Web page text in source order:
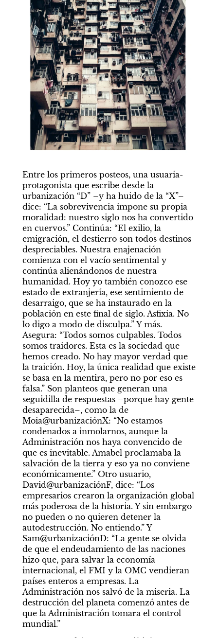
Entre los primeros posteos, una usuaria-
protagonista que escribe desde la
urbanización “D” –y ha huido de la “X”–
dice: “La sobrevivencia impone su propia
moralidad: nuestro siglo nos ha convertido
en cuervos.” Continúa: “El exilio, la
emigración, el destierro son todos destinos
despreciables. Nuestra enajenación
comienza con el vacío sentimental y
continúa alienándonos de nuestra
humanidad. Hoy yo también conozco ese
estado de extranjería, ese sentimiento de
desarraigo, que se ha instaurado en la
población en este final de siglo. Asfixia. No
lo digo a modo de disculpa.” Y más.
Asegura: “Todos somos culpables. Todos
somos traidores. Esta es la sociedad que
hemos creado. No hay mayor verdad que
la traición. Hoy, la única realidad que existe
se basa en la mentira, pero no por eso es
falsa.” Son planteos que generan una
seguidilla de respuestas –porque hay gente
desaparecida–, como la de
Moia@urbanizaciónX: “No estamos
condenados a inmolarnos, aunque la
Administración nos haya convencido de
que es inevitable. Amabel proclamaba la
salvación de la tierra y eso ya no conviene
económicamente.” Otro usuario,
David@urbanizaciónF, dice: “Los
empresarios crearon la organización global
más poderosa de la historia. Y sin embargo
no pueden o no quieren detener la
autodestrucción. No entiendo.” Y
Sam@urbanizaciónD: “La gente se olvida
de que el endeudamiento de las naciones
hizo que, para salvar la economía
internacional, el FMI y la OMC vendieran
países enteros a empresas. La
Administración nos salvó de la miseria. La
destrucción del planeta comenzó antes de
que la Administración tomara el control
mundial.”